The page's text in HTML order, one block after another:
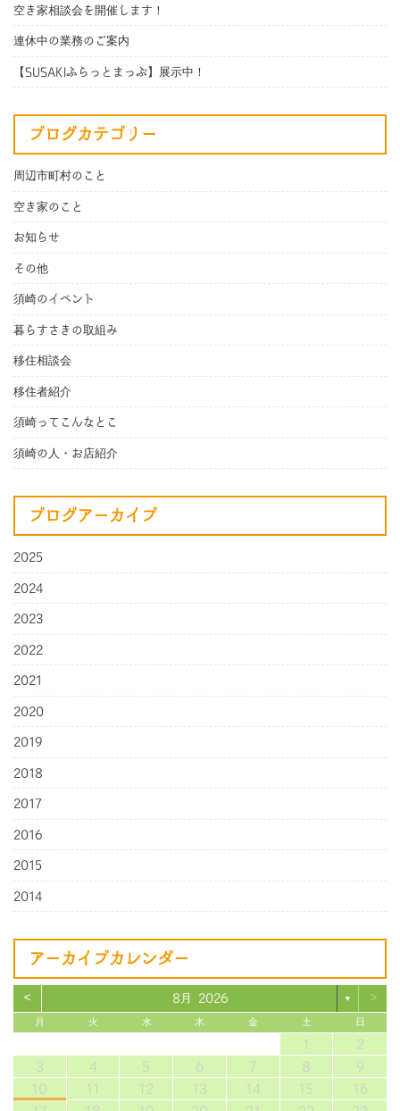
空き家相談会を開催します！
連休中の業務のご案内
【SUSAKIふらっとまっぷ】展示中！
ブログカテゴリー
周辺市町村のこと
空き家のこと
お知らせ
その他
須崎のイベント
暮らすさきの取組み
移住相談会
移住者紹介
須崎ってこんなとこ
須崎の人・お店紹介
ブログアーカイブ
2025
2024
2023
2022
2021
2020
2019
2018
2017
2016
2015
2014
アーカイブカレンダー
< 8月 2026 ▼ >
月 火 水 木 金 土 日
1
2
3
4 5 6 7 8
9
10
11 12 13 14 15
16